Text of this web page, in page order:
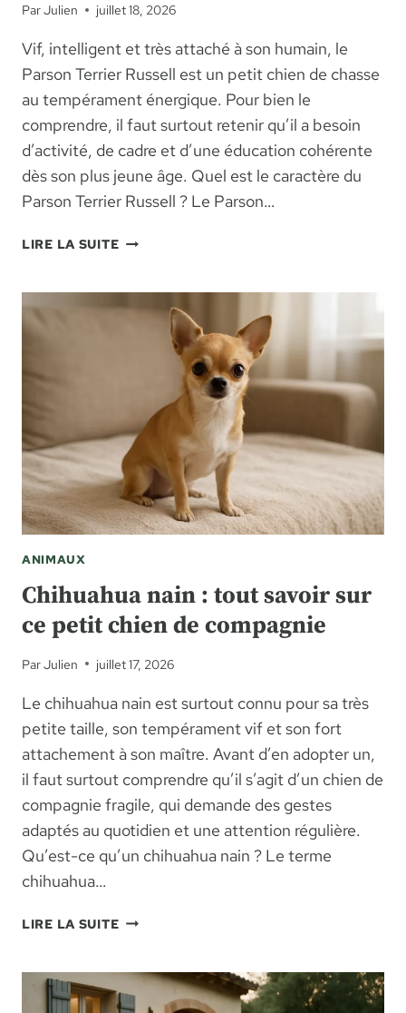
ParJulien juillet 18, 2026
Vif, intelligent et très attaché à son humain, le
Parson Terrier Russell est un petit chien de chasse
au tempérament énergique. Pour bien le
comprendre, il faut surtout retenir qu’il a besoin
d’activité, de cadre et d’une éducation cohérente
dès son plus jeune âge. Quel est le caractère du
Parson Terrier Russell ? Le Parson…
LIRE LA SUITEPARSON
CARACTÈRE,
ÉDUCATION
ESSENTIELS
ANIMAUX
Chihuahua nain : tout savoir sur
ce petit chien de compagnie
ParJulien juillet 17, 2026
Le chihuahua nain est surtout connu pour sa très
petite taille, son tempérament vif et son fort
attachement à son maître. Avant d’en adopter un,
il faut surtout comprendre qu’il s’agit d’un chien de
compagnie fragile, qui demande des gestes
adaptés au quotidien et une attention régulière.
Qu’est-ce qu’un chihuahua nain ? Le terme
chihuahua…
LIRE LA SUITECHIHUAHUA
TOUT
SAVOIR